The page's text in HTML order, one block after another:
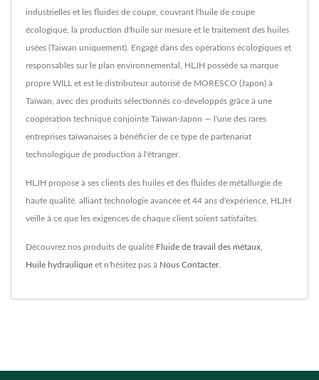
industrielles et les fluides de coupe, couvrant l'huile de coupe
écologique, la production d'huile sur mesure et le traitement des huiles
usées (Taiwan uniquement). Engagé dans des opérations écologiques et
responsables sur le plan environnemental, HLJH possède sa marque
propre WILL et est le distributeur autorisé de MORESCO (Japon) à
Taïwan, avec des produits sélectionnés co-développés grâce à une
coopération technique conjointe Taïwan-Japon — l'une des rares
entreprises taïwanaises à bénéficier de ce type de partenariat
technologique de production à l'étranger.
HLJH propose à ses clients des huiles et des fluides de métallurgie de
haute qualité, alliant technologie avancée et 44 ans d'expérience, HLJH
veille à ce que les exigences de chaque client soient satisfaites.
Découvrez nos produits de qualité Fluide de travail des métaux
Huile hydraulique et n'hésitez pas à Nous Contacter.